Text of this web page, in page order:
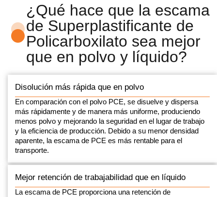
¿Qué hace que la escama
de Superplastificante de
Policarboxilato sea mejor
que en polvo y líquido?
Disolución más rápida que en polvo
En comparación con el polvo PCE, se disuelve y dispersa
más rápidamente y de manera más uniforme, produciendo
menos polvo y mejorando la seguridad en el lugar de trabajo
y la eficiencia de producción. Debido a su menor densidad
aparente, la escama de PCE es más rentable para el
transporte.
Mejor retención de trabajabilidad que en líquido
La escama de PCE proporciona una retención de